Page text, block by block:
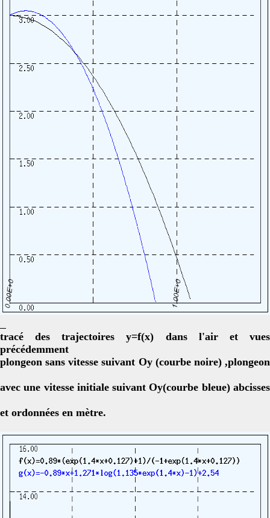
tracé des trajectoires y=f(x) dans l'air et vues
précédemment
plongeon sans vitesse suivant Oy (courbe noire) ,plongeon
avec une vitesse initiale suivant Oy(courbe bleue) abcisses
et ordonnées en mètre.